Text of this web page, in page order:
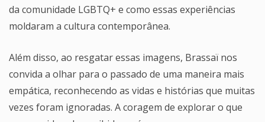
da comunidade LGBTQ+ e como essas experiências
moldaram a cultura contemporânea.
Além disso, ao resgatar essas imagens, Brassaï nos
convida a olhar para o passado de uma maneira mais
empática, reconhecendo as vidas e histórias que muitas
vezes foram ignoradas. A coragem de explorar o que